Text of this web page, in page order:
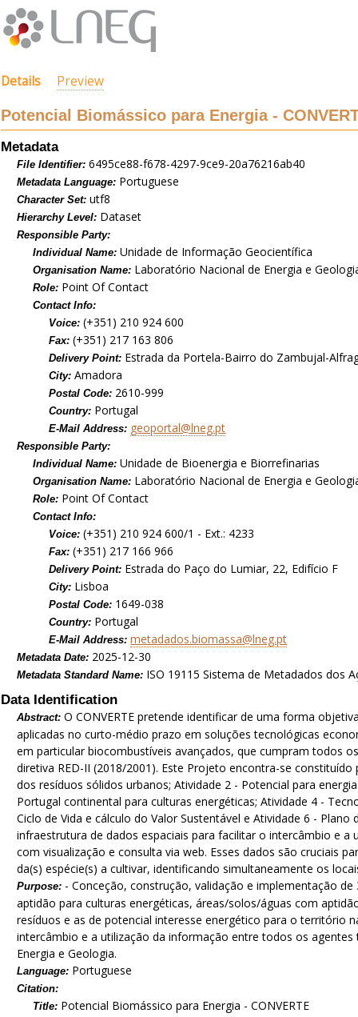
Details Preview
Potencial Biomássico para Energia -
Metadata
File Identifier:6495ce88-f678-4297-9ce9-20a76216ab40
Metadata Language: Portuguese
Character Set:utf8
Hierarchy Level: Dataset
Responsible Party:
Individual Name:Unidade de Informação Geocientífica
Organisation Name: Laboratório Nacional de Energia e
Role: Point Of Contact
Contact Info:
Voice:(+351) 210 924 600
Fax:(+351) 217 163 806
Delivery Point: Estrada da Portela-Bairro do Zambujal-
City:Amadora
Postal Code: 2610-999
Country: Portugal
E-Mail Address: geoportal@lneg.pt
Responsible Party:
Individual Name:Unidade de Bioenergia e Biorrefinarias
Organisation Name: Laboratório Nacional de Energia e
Role: Point Of Contact
Contact Info:
Voice:(+351) 210 924 600/1 - Ext.: 4233
Fax:(+351) 217 166 966
Delivery Point: Estrada do Paço do Lumiar, 22, Edifício F
City: Lisboa
Postal Code: 1649-038
Country: Portugal
E-Mail Address:metadados.biomassa@lneg.pt
Metadata Date: 2025-12-30
Metadata Standard Name: ISO 19115 Sistema de Metadados dos
Data Identification
Abstract:O CONVERTE pretende identificar de uma forma
aplicadas no curto-médio prazo em soluções tecnológicas
em particular biocombustíveis avançados, que cumpram todos
diretiva RED-II (2018/2001). Este Projeto encontra-se
dos resíduos sólidos urbanos; Atividade 2 - Potencial para
Portugal continental para culturas energéticas; Atividade 4 -
Ciclo de Vida e cálculo do Valor Sustentável e Atividade 6 -
infraestrutura de dados espaciais para facilitar o intercâmbio e
com visualização e consulta via web. Esses dados são cruciais
da(s) espécie(s) a cultivar, identificando simultaneamente os
Purpose: - Conceção, construção, validação e implementação
aptidão para culturas energéticas, áreas/solos/águas com
resíduos e as de potencial interesse energético para o território
intercâmbio e a utilização da informação entre todos os
Energia e Geologia.
Language: Portuguese
Citation:
Title: Potencial Biomássico para Energia - CONVERTE